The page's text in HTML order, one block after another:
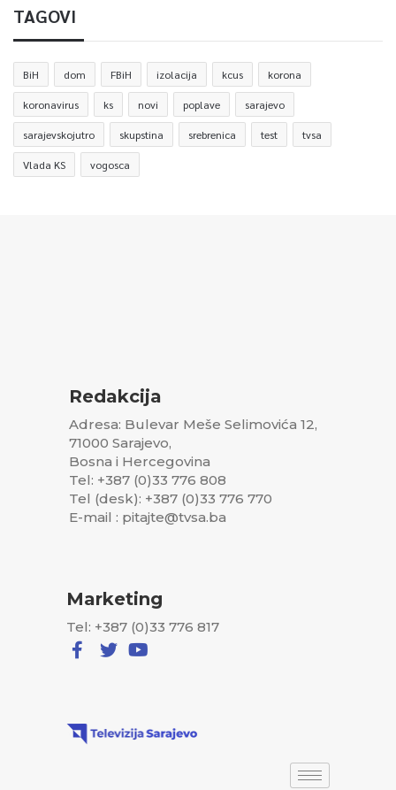
TAGOVI
BiH dom FBiH izolacija kcus korona
koronavirus ks novi poplave sarajevo
sarajevskojutro skupstina srebrenica test tvsa
Vlada KS vogosca
Redakcija
Adresa: Bulevar Meše Selimovića 12,
71000 Sarajevo,
Bosna i Hercegovina
Tel: +387 (0)33 776 808
Tel (desk): +387 (0)33 776 770
E-mail : pitajte@tvsa.ba
Marketing
Tel: +387 (0)33 776 817